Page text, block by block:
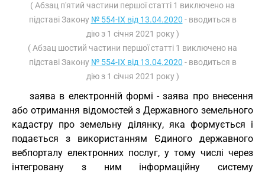
( Абзац п'ятий частини першої статті 1 виключено на
підставі Закону № 554-IX від 13.04.2020 - вводиться в
дію з 1 січня 2021 року )
( Абзац шостий частини першої статті 1 виключено на
підставі Закону № 554-IX від 13.04.2020 - вводиться в
дію з 1 січня 2021 року )
заява в електронній формі - заява про внесення
або отримання відомостей з Державного земельного
кадастру про земельну ділянку, яка формується і
подається з використанням Єдиного державного
вебпорталу електронних послуг, у тому числі через
інтегровану з ним інформаційну систему